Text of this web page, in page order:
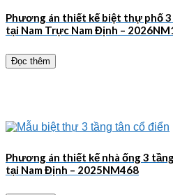
Phương án thiết kế biệt thự phố
tại Nam Trực Nam Định –
Đọc thêm
Phương án thiết kế nhà ống 3
tại Nam Định – 2025NM468